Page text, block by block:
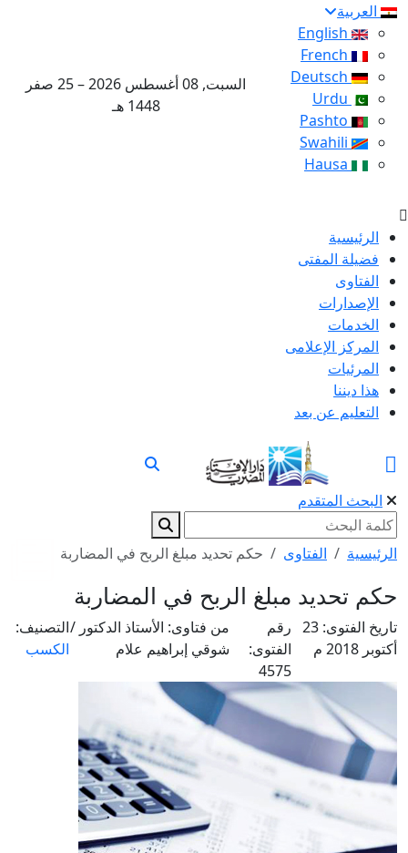
العربية
السبت, 08 أغسطس 2026 – 25 صفر
1448 هـ
الرئيسية
فضيلة المفتى
الفتاوى
الإصدارات
الخدمات
المركز الإعلامى
المرئيات
هذا ديننا
التعليم عن بعد
البحث المتقدم
الرئيسية الفتاوى حكم تحديد مبلغ الربح في المضاربة
حكم تحديد مبلغ الربح في المضاربة
تاريخ الفتوى: 23
أكتوبر 2018 م
رقم
الفتوى:
4575
من فتاوى: الأستاذ الدكتور /
شوقي إبراهيم علام
التصنيف:
الكسب